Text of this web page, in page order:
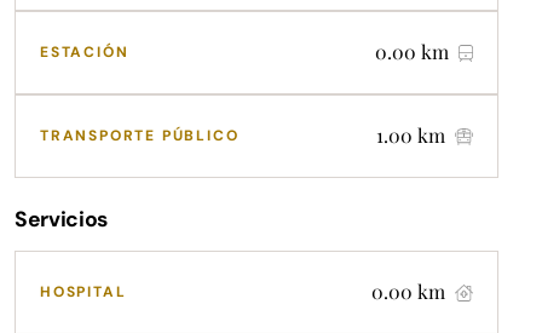
ESTACIÓN 0.00 km
TRANSPORTE PÚBLICO 1.00 km
Servicios
HOSPITAL 0.00 km